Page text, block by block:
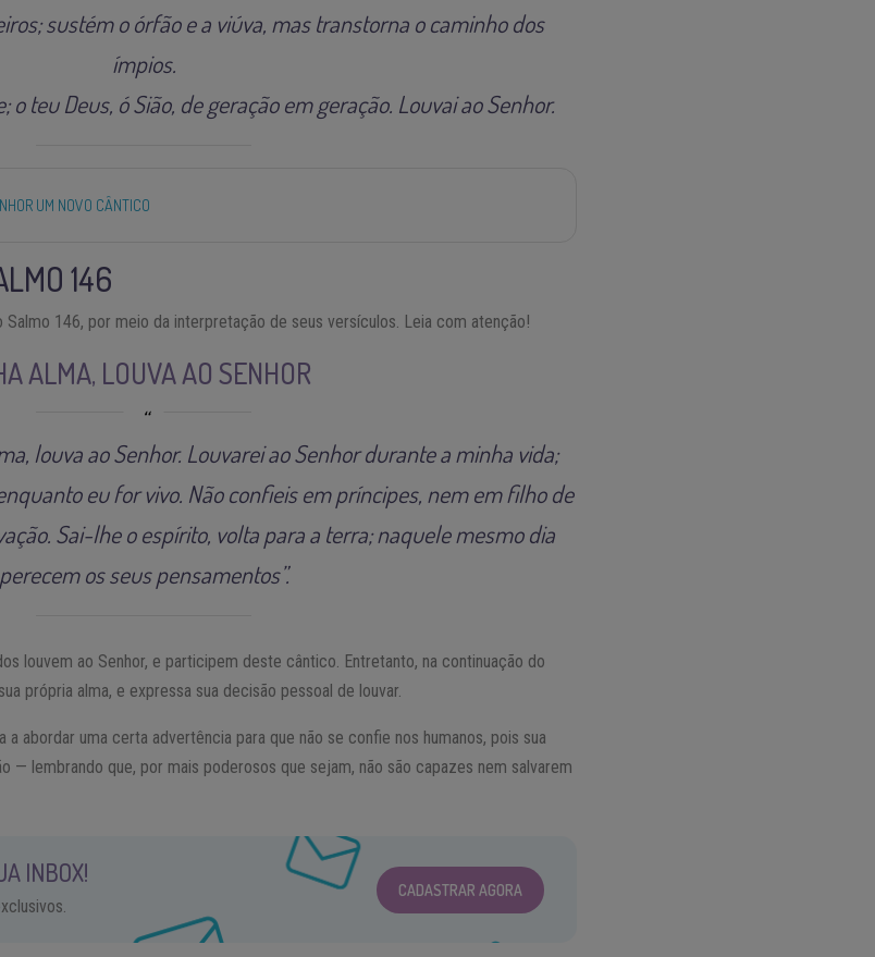
sustém o órfão e a viúva, mas transtorna o caminho dos
ímpios.
teu Deus, ó Sião, de geração em geração. Louvai ao Senhor.
UM NOVO CÂNTICO
146
146, por meio da interpretação de seus versículos. Leia com atenção!
ALMA, LOUVA AO SENHOR
louva ao Senhor. Louvarei ao Senhor durante a minha vida;
eu for vivo. Não confieis em príncipes, nem em filho de
Sai-lhe o espírito, volta para a terra; naquele mesmo dia
perecem os seus pensamentos”.
louvem ao Senhor, e participem deste cântico. Entretanto, na continuação do
própria alma, e expressa sua decisão pessoal de louvar.
a abordar uma certa advertência para que não se confie nos humanos, pois sua
— lembrando que, por mais poderosos que sejam, não são capazes nem salvarem
INBOX!
CADASTRAR AGORA